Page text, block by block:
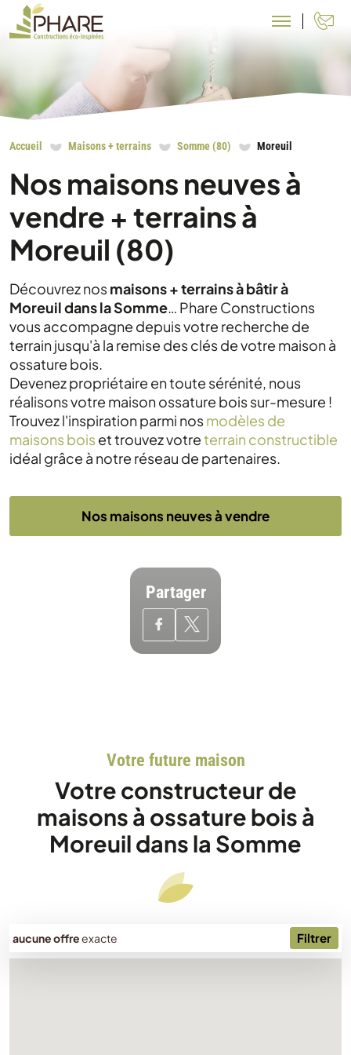
Accueil Maisons + terrains Somme (80) Moreuil
Nos maisons neuves à
vendre + terrains à
Moreuil (80)
Découvrez nosmaisons + terrains à bâtir à
Moreuil dans la Somme… Phare Constructions
vous accompagne depuis votre recherche de
terrain jusqu'à la remise des clés de votre maison à
ossature bois.
Devenez propriétaire en toute sérénité, nous
réalisons votre maison ossature bois sur-mesure !
Trouvez l'inspiration parmi nosmodèles de
maisons bois et trouvez votreterrain constructible
idéal grâce à notre réseau de partenaires.
Nos maisons neuves à vendre
Partager
Votre future maison
Votre constructeur de
maisons à ossature bois à
Moreuil dans la Somme
aucune offreexacte Filtrer